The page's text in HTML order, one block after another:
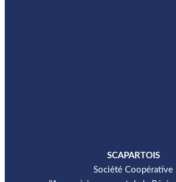
SCAPARTOIS
Société Coopérative